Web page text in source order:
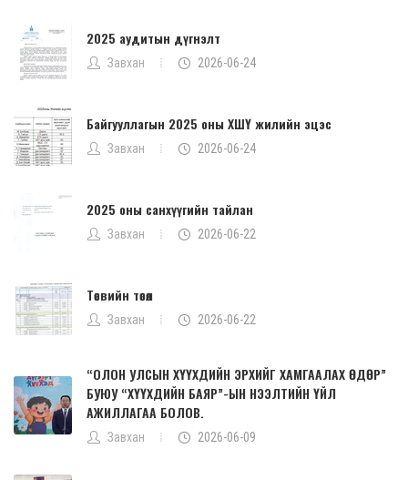
2025 аудитын дүгнэлт
Завхан 2026-06-24
Байгууллагын 2025 оны ХШҮ жилийн эцэс
Завхан 2026-06-24
2025 оны санхүүгийн тайлан
Завхан 2026-06-22
Төсвийн төсөл
Завхан 2026-06-22
“ОЛОН УЛСЫН ХҮҮХДИЙН ЭРХИЙГ ХАМГААЛАХ ӨДӨР”
БУЮУ “ХҮҮХДИЙН БАЯР”-ЫН НЭЭЛТИЙН ҮЙЛ
АЖИЛЛАГАА БОЛОВ.
Завхан 2026-06-09